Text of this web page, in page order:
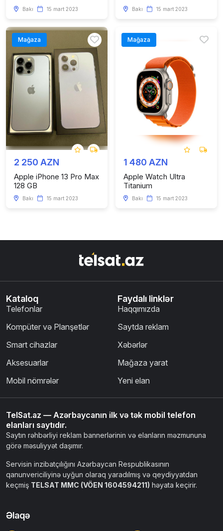
Bakı 15 mart 2023 Bakı 15 mart 2023
Mağaza
2 250 AZN
Apple iPhone 13 Pro Max
128 GB
Bakı 15 mart 2023
Mağaza
1 480 AZN
Apple Watch Ultra
Titanium
Bakı 15 mart 2023
Kataloq
Telefonlar
Kompüter və Planşetlər
Smart cihazlar
Aksesuarlar
Mobil nömrələr
Faydalı linklər
Haqqımızda
Saytda reklam
Xəbərlər
Mağaza yarat
Yeni elan
TelSat.az — Azərbaycanın ilk və tək mobil telefon
elanları saytıdır.
Saytın rəhbərliyi reklam bannerlərinin və elanların məzmununa
görə məsuliyyət daşımır.
Servisin inzibatçılığını Azərbaycan Respublikasının
qanunvericiliyinə uyğun olaraq yaradılmış və qeydiyyatdan
keçmiş TELSAT MMC (VÖEN 1604594211) həyata keçirir.
Əlaqə